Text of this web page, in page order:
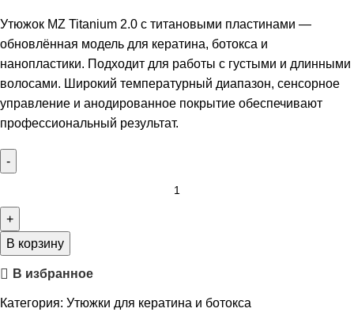
Утюжок MZ Titanium 2.0 с титановыми пластинами —
обновлённая модель для кератина, ботокса и
нанопластики. Подходит для работы с густыми и длинными
волосами. Широкий температурный диапазон, сенсорное
управление и анодированное покрытие обеспечивают
профессиональный результат.
В корзину
В избранное
Категория: Утюжки для кератина и ботокса